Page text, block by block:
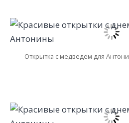
Открытка с медведем для